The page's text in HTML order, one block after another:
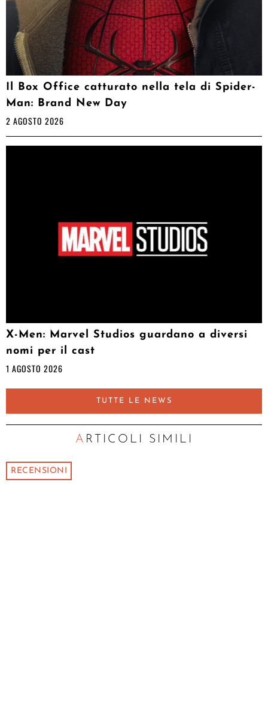
Il Box Office catturato nella tela di Spider-
Man: Brand New Day
2 AGOSTO 2026
X-Men: Marvel Studios guardano a diversi
nomi per il cast
1 AGOSTO 2026
TUTTE LE NEWS
ARTICOLI SIMILI
RECENSIONI